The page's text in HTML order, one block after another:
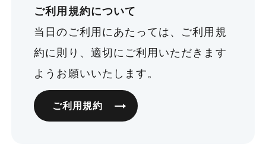
ご利用規約について
当日のご利用にあたっては、ご利用規
約に則り、適切にご利用いただきます
ようお願いいたします。
ご利用規約